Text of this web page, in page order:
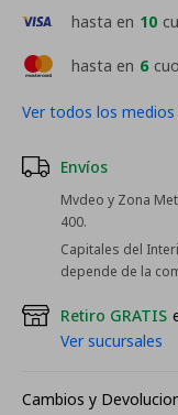
hasta en 6
hasta en 10
Ver todos los medios
Envíos
Mvdeo y Zona
400.
Capitales del
depende de la
Retiro GRATIS
Ver sucursales
Cambios y